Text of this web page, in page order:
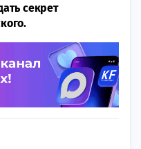
секрет